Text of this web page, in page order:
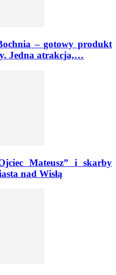
– gotowy produkt
Jedna atrakcja,…
Mateusz” i skarby
nad Wisłą